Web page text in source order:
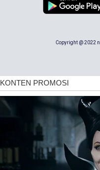
Copyright @ 2022